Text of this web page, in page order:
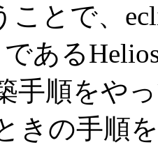
ことで、
ある
手順をや
きの手順